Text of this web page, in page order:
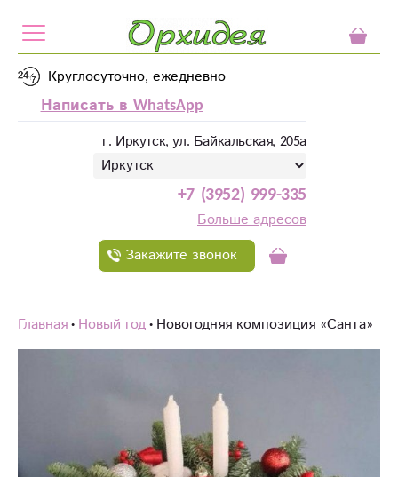
Круглосуточно, ежедневно
Написать в WhatsApp
г. Иркутск, ул. Байкальская, 205а
+7 (3952) 999-335
Больше адресов
Закажите звонок
Главная Новый год Новогодняя композиция «Санта»